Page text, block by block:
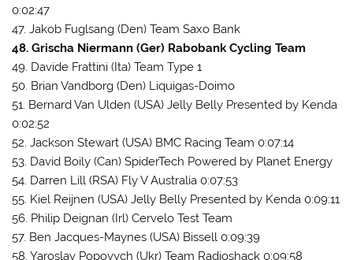
0:02:47
47. Jakob Fuglsang (Den) Team Saxo Bank
48. Grischa Niermann (Ger) Rabobank Cycling Team
49. Davide Frattini (Ita) Team Type 1
50. Brian Vandborg (Den) Liquigas-Doimo
51. Bernard Van Ulden (USA) Jelly Belly Presented by Kenda
0:02:52
52. Jackson Stewart (USA) BMC Racing Team 0:07:14
53. David Boily (Can) SpiderTech Powered by Planet Energy
54. Darren Lill (RSA) Fly V Australia 0:07:53
55. Kiel Reijnen (USA) Jelly Belly Presented by Kenda 0:09:11
56. Philip Deignan (Irl) Cervelo Test Team
57. Ben Jacques-Maynes (USA) Bissell 0:09:39
58. Yaroslav Popovych (Ukr) Team Radioshack 0:09:58